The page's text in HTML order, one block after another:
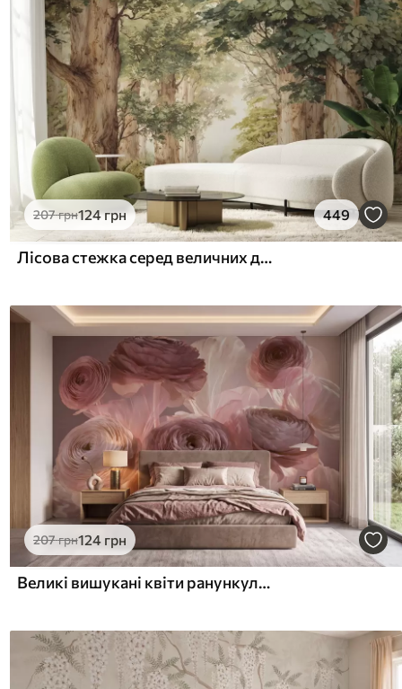
207грн124грн 449
Лісова стежка серед величних дерев у стилі акварелі
207грн124 грн
Великі вишукані квіти ранункулюсів у ніжних рожевих і кремових відтінках